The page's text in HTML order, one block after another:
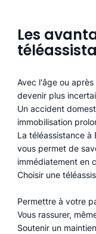
Les
Avec l'âge ou
devenir plus
Un accident
immobilisation
La téléassistance
vous permet de
immédiatement en
Choisir une
Permettre à votre
Vous rassurer,
Soutenir un